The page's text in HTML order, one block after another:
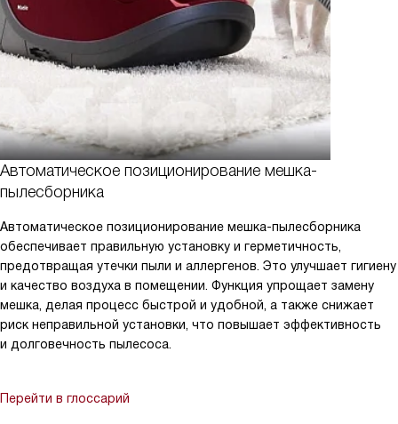
Автоматическое позиционирование мешка-
пылесборника
Автоматическое позиционирование мешка-пылесборника
обеспечивает правильную установку и герметичность,
предотвращая утечки пыли и аллергенов. Это улучшает гигиену
и качество воздуха в помещении. Функция упрощает замену
мешка, делая процесс быстрой и удобной, а также снижает
риск неправильной установки, что повышает эффективность
и долговечность пылесоса.
Перейти в глоссарий